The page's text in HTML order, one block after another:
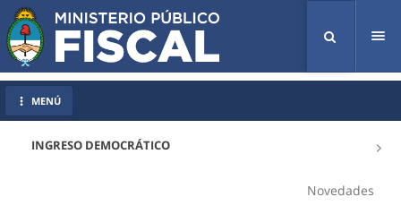
INGRESO DEMOCRÁTICO
Novedades
MENÚ